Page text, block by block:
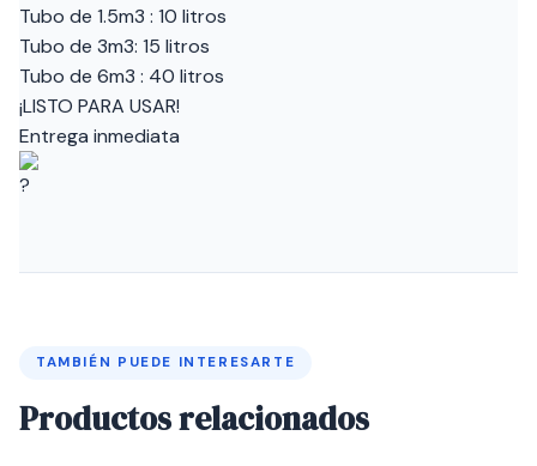
Tubo de 1.5m3 : 10 litros
Tubo de 3m3: 15 litros
Tubo de 6m3 : 40 litros
¡LISTO PARA USAR!
Entrega inmediata
TAMBIÉN PUEDE INTERESARTE
Productos relacionados